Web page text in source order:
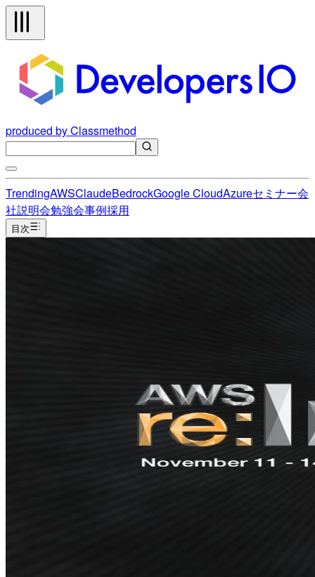
produced by Classmethod
TrendingAWSClaudeBedrockGoogle CloudAzureセミナー会
社説明会勉強会事例採用
目次